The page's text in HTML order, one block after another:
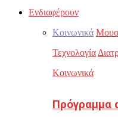
Ενδιαφέρουν
Κοινωνικά
Τεχνολογία
Κοινωνικά
Πρόγραμμα